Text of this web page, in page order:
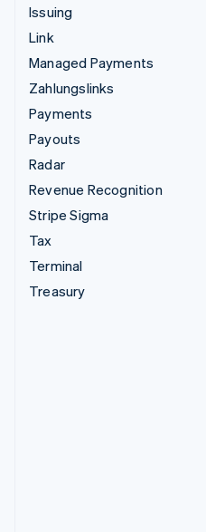
Issuing
Link
Managed Payments
Zahlungslinks
Payments
Payouts
Radar
Revenue Recognition
Stripe Sigma
Tax
Terminal
Treasury